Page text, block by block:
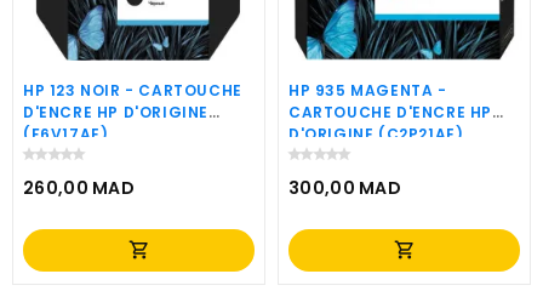
HP 123 NOIR - CARTOUCHE
D'ENCRE HP D'ORIGINE
(F6V17AE)
260,00 MAD
Prix
shopping_cart
HP 935 MAGENTA -
CARTOUCHE D'ENCRE HP
D'ORIGINE (C2P21AE)
300,00 MAD
Prix
shopping_cart